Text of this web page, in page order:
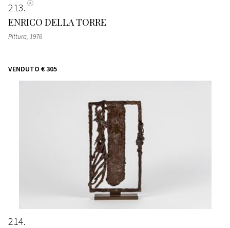
213
ENRICO DELLA TORRE
Pittura, 1976
VENDUTO € 305
214